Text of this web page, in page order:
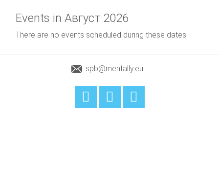
Events in Август 2026
There are no events scheduled during these dates.
spb@mentally.eu